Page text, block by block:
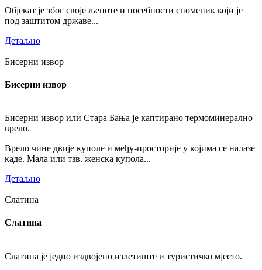
Објекат је због своје љепоте и посебности споменик који је
под заштитом државе...
Детаљно
Бисерни извор
Бисерни извор
Бисерни извор или Стара Бања је каптирано термоминерално
врело.
Врело чине двије куполе и међу-просторије у којима се налазе
каде. Мала или тзв. женска купола...
Детаљно
Слатина
Слатина
Слатина је једно издвојено излетиште и туристичко мјесто.